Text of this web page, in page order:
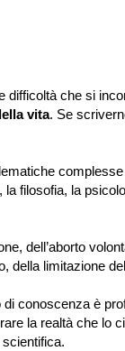
difficoltà che si
vita. Se
filosofia, la
dell’aborto
della limitazione
di conoscenza è
la realtà che lo